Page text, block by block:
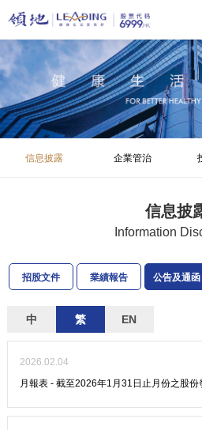
信息披露 企業管治
信息披
Information
招股文件 業績報告 公告及通函
中 繁 EN
2026.02.04
月報表 - 截至2026年1月31日止月份之股